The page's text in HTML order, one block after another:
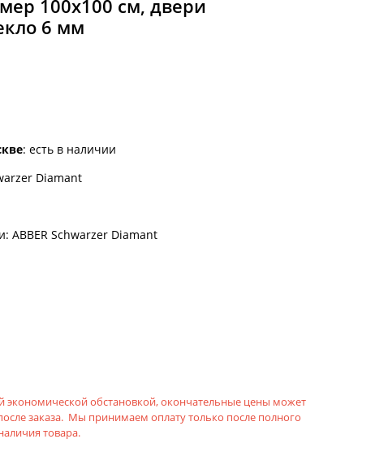
100x100 см, двери
6 мм
: есть в наличии
Diamant
ABBER Schwarzer Diamant
экономической обстановкой, окончательные цены может
заказа. Мы принимаем оплату только после полного
товара.